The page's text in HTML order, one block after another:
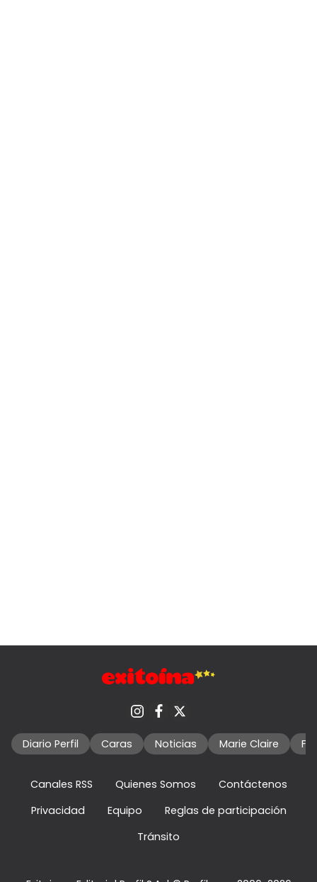
Diario Perfil Caras Noticias Marie Claire
Canales RSS Quienes Somos
Contáctenos
Privacidad
Equipo
Reglas de participación
Tránsito